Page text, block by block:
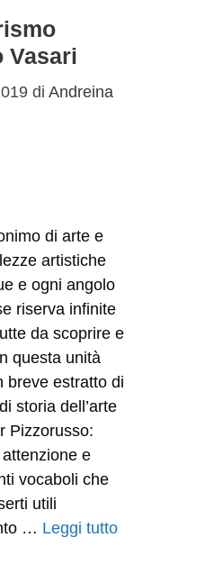
Vasari
diAndreina
di arte e
artistiche
e ogni angolo
riserva infinite
da scoprire e
questa unità
breve estratto di
storia dell’arte
Pizzorusso:
e
vocaboli che
utili
… Leggi tutto